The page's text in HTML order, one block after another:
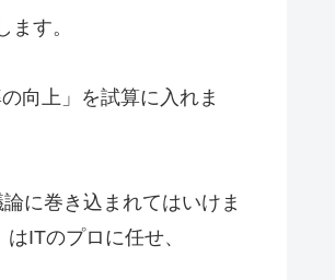
す。
向上」を試算に入れま
に巻き込まれてはいけま
ITのプロに任せ、